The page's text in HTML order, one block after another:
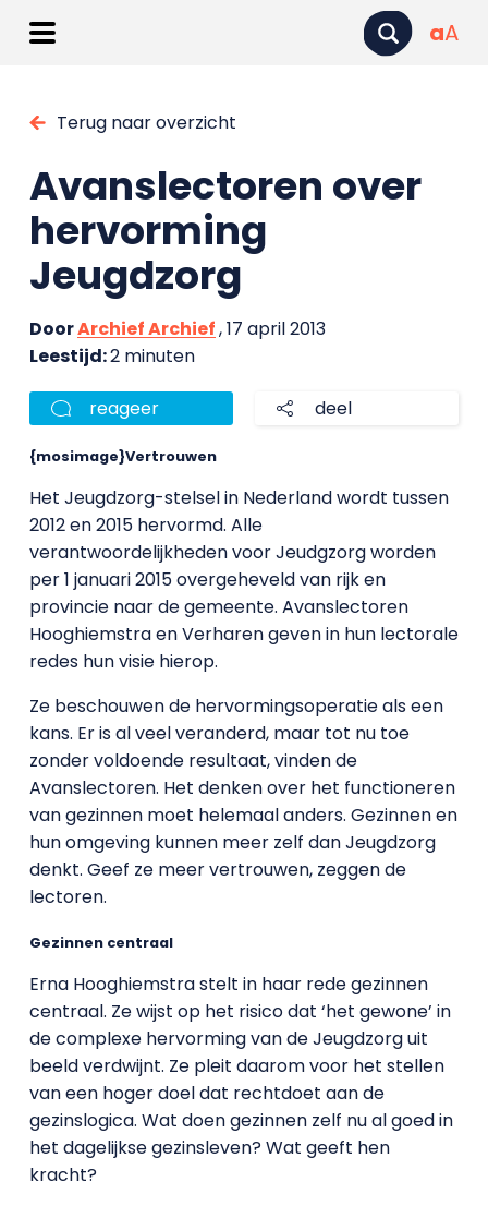
aA
Terug naar overzicht
Avanslectoren over
hervorming
Jeugdzorg
DoorArchief Archief, 17 april 2013
Leestijd:2 minuten
reageer deel
{mosimage}Vertrouwen
Het Jeugdzorg-stelsel in Nederland wordt tussen
2012 en 2015 hervormd. Alle
verantwoordelijkheden voor Jeudgzorg worden
per 1 januari 2015 overgeheveld van rijk en
provincie naar de gemeente. Avanslectoren
Hooghiemstra en Verharen geven in hun lectorale
redes hun visie hierop.
Ze beschouwen de hervormingsoperatie als een
kans. Er is al veel veranderd, maar tot nu toe
zonder voldoende resultaat, vinden de
Avanslectoren. Het denken over het functioneren
van gezinnen moet helemaal anders. Gezinnen en
hun omgeving kunnen meer zelf dan Jeugdzorg
denkt. Geef ze meer vertrouwen, zeggen de
lectoren.
Gezinnen centraal
Erna Hooghiemstra stelt in haar rede gezinnen
centraal. Ze wijst op het risico dat ‘het gewone’ in
de complexe hervorming van de Jeugdzorg uit
beeld verdwijnt. Ze pleit daarom voor het stellen
van een hoger doel dat rechtdoet aan de
gezinslogica. Wat doen gezinnen zelf nu al goed in
het dagelijkse gezinsleven? Wat geeft hen
kracht?